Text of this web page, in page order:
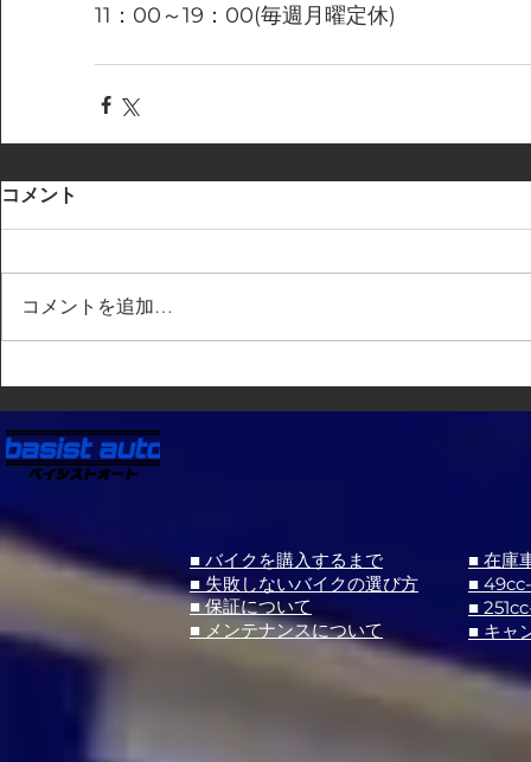
11：00～19：00(毎週月曜定休)
コメント
コメントを追加…
■ バイクを購入するまで
■ 失敗しないバイクの選び方
■ 保証について
■ メンテナンスについて
■ 在庫
■
■
■ キャ